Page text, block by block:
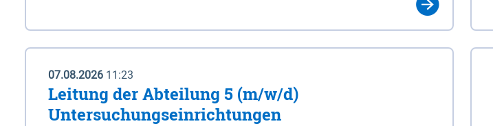
07.08.2026 11:23
Leitung der Abteilung 5 (m/w/d)
Untersuchungseinrichtungen